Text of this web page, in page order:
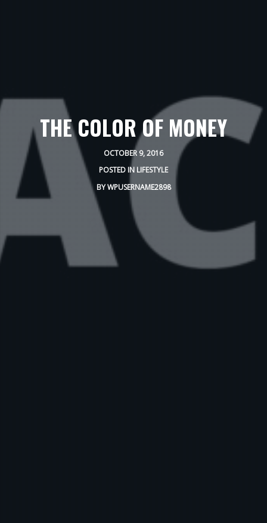
THE COLOR OF MONEY
OCTOBER 9, 2016
POSTED INLIFESTYLE
BYWPUSERNAME2898